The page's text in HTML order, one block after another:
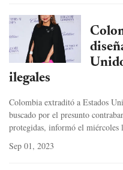
ilegales
Colombia extraditó a Estados
buscado por el presunto
protegidas, informó el miércoles
Sep 01, 2023